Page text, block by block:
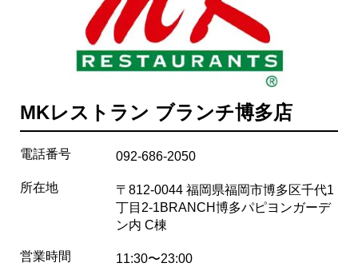
MKレストラン ブランチ博多店
電話番号 092-686-2050
所在地
〒812-0044 福岡県福岡市博多区千代1
丁目2-1BRANCH博多パピヨンガーデ
ン内 C棟
営業時間 11:30〜23:00